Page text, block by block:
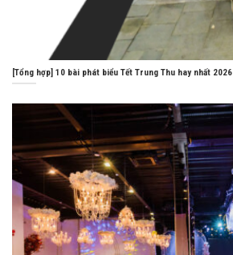
[Tổng hợp] 10 bài phát biểu Tết Trung Thu hay nhất 2026